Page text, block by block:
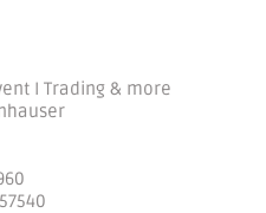
I Trading & more